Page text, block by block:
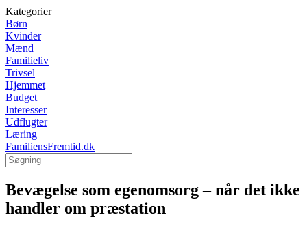
Kategorier
Børn
Kvinder
Mænd
Familieliv
Trivsel
Hjemmet
Budget
Interesser
Udflugter
Læring
FamiliensFremtid.dk
Bevægelse som egenomsorg – når det ikke
handler om præstation